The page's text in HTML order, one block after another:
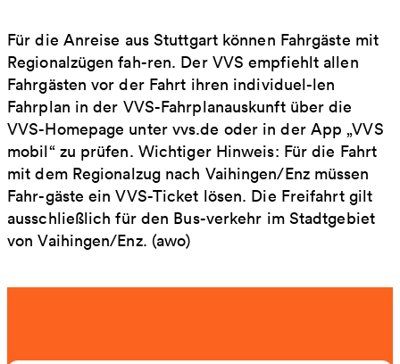
Für die Anreise aus Stuttgart können Fahrgäste mit
Regionalzügen fah-ren. Der VVS empfiehlt allen
Fahrgästen vor der Fahrt ihren individuel-len
Fahrplan in der VVS-Fahrplanauskunft über die
VVS-Homepage unter vvs.de oder in der App „VVS
mobil“ zu prüfen. Wichtiger Hinweis: Für die Fahrt
mit dem Regionalzug nach Vaihingen/Enz müssen
Fahr-gäste ein VVS-Ticket lösen. Die Freifahrt gilt
ausschließlich für den Bus-verkehr im Stadtgebiet
von Vaihingen/Enz. (awo)